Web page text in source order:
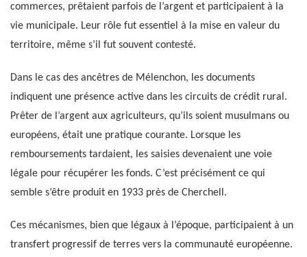
commerces, prêtaient parfois de l’argent et participaient à la
vie municipale. Leur rôle fut essentiel à la mise en valeur du
territoire, même s’il fut souvent contesté.
Dans le cas des ancêtres de Mélenchon, les documents
indiquent une présence active dans les circuits de crédit rural.
Prêter de l’argent aux agriculteurs, qu’ils soient musulmans ou
européens, était une pratique courante. Lorsque les
remboursements tardaient, les saisies devenaient une voie
légale pour récupérer les fonds. C’est précisément ce qui
semble s’être produit en 1933 près de Cherchell.
Ces mécanismes, bien que légaux à l’époque, participaient à un
transfert progressif de terres vers la communauté européenne.